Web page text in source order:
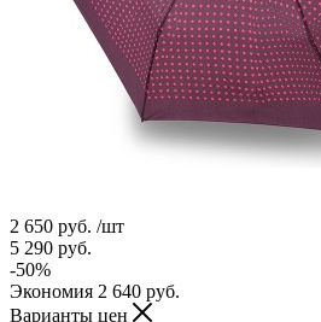
2 650 руб. /шт
5 290 руб.
-50%
Экономия 2 640 руб.
Варианты цен